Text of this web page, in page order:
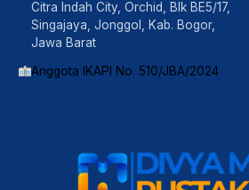
Citra Indah City, Orchid, Blk BE5/17,
Singajaya, Jonggol, Kab. Bogor,
Jawa Barat
Anggota IKAPI No. 510/JBA/2024